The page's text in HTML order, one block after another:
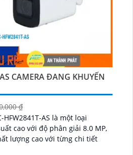
CAMERA ĐANG KHUYẾN
₫
HFW2841T-AS là một loại
cao với độ phân giải 8.0 MP,
lượng cao với từng chi tiết